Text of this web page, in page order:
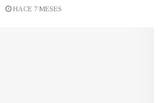
HACE 7 MESES